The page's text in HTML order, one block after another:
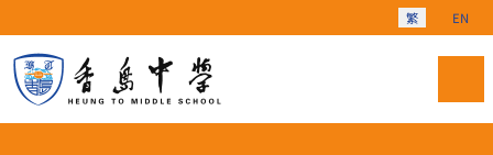
選擇你的語言
繁 EN